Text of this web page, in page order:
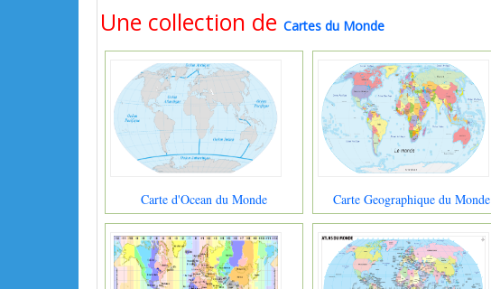
Une collection de Cartes du Monde
Carte d'Ocean du Monde Carte Geographique du Monde